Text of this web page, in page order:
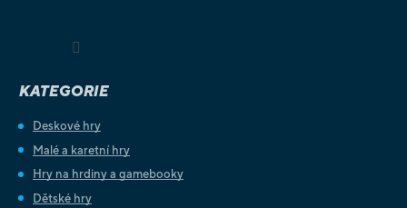
KATEGORIE
Deskové hry
Malé a karetní hry
Hry na hrdiny a gamebooky
Dětské hry